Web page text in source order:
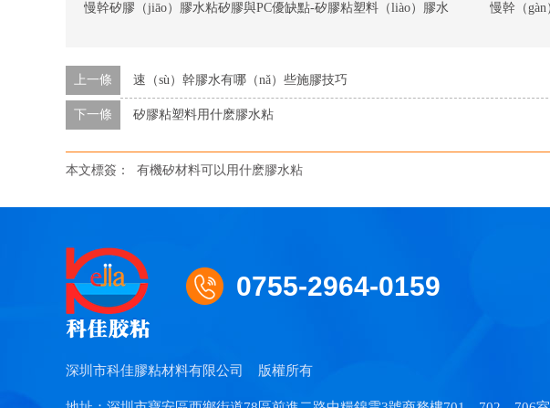
慢幹矽膠（jiāo）膠水粘矽膠與PC優缺點-矽膠粘塑料（liào）膠水
上一條 速（sù）幹膠水有哪（nǎ）些施膠技巧
下一條 矽膠粘塑料用什麽膠水粘
本文標簽： 有機矽材料可以用什麽膠水粘
0755-2964-0159
深圳市科佳膠粘材料有限公司 版權所有